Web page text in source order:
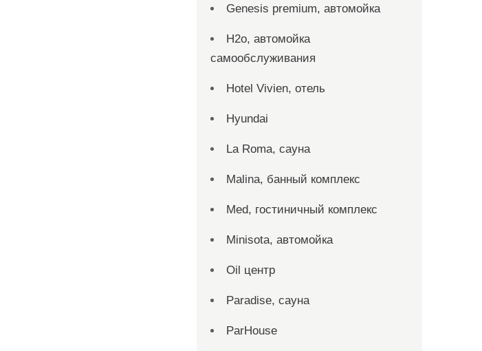
Genesis premium, автомойка
H2o, автомойка
самообслуживания
Hotel Vivien, отель
Hyundai
La Roma, сауна
Malina, банный комплекс
Med, гостиничный комплекс
Minisota, автомойка
Oil центр
Paradise, сауна
ParHouse